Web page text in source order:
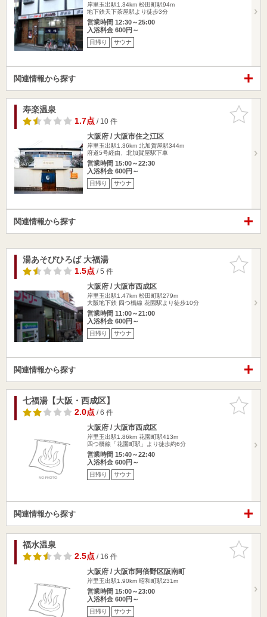
岸里玉出駅1.34km 松田町駅94m
地下鉄天下茶屋駅より徒歩3分
営業時間 12:30～25:00
入浴料金 600円～
日帰り サウナ
関連情報から探す
お気に入
りに追加
寿楽温泉
1.7点/ 10 件
大阪府 / 大阪市住之江区
岸里玉出駅1.36km 北加賀屋駅344m
府道5号経由、北加賀屋駅下車
営業時間 15:00～22:30
入浴料金 600円～
日帰り サウナ
関連情報から探す
お気に入
りに追加
湯あそびひろば 大福湯
1.5点/ 5 件
大阪府 / 大阪市西成区
岸里玉出駅1.47km 松田町駅279m
大阪地下鉄 四つ橋線 花園駅より徒歩10分
営業時間 11:00～21:00
入浴料金 600円～
日帰り サウナ
関連情報から探す
お気に入
りに追加
七福湯【大阪・西成区】
2.0点/ 6 件
大阪府 / 大阪市西成区
岸里玉出駅1.86km 花園町駅413m
四つ橋線「花園町駅」より徒歩約6分
営業時間 15:40～22:40
入浴料金 600円～
日帰り サウナ
関連情報から探す
お気に入
りに追加
福水温泉
2.5点/ 16 件
大阪府 / 大阪市阿倍野区阪南町
岸里玉出駅1.90km 昭和町駅231m
営業時間 15:00～23:00
入浴料金 600円～
日帰り サウナ